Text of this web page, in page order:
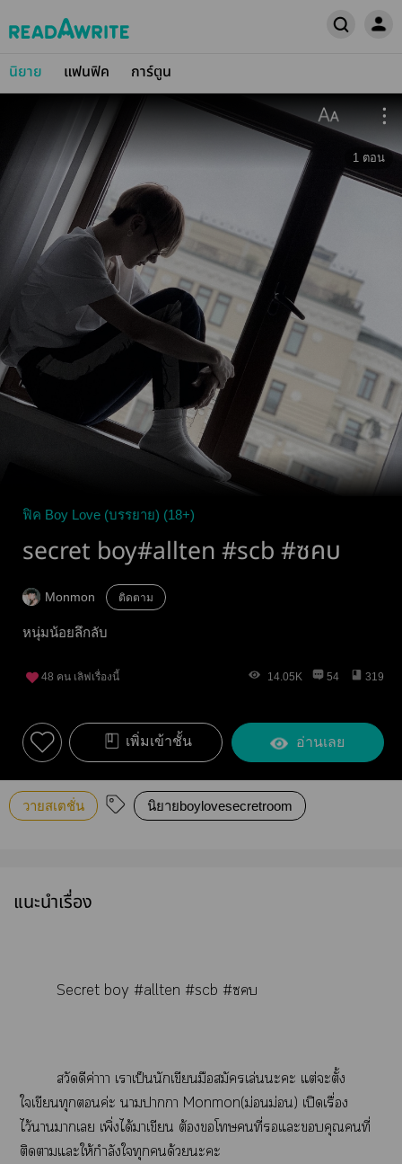
นิยาย แฟนฟิค การ์ตูน
1 ตอน
ฟิค Boy Love (บรรยาย) (18+)
secret boy#allten #scb #ซคบ
Monmon ติดตาม
หนุ่มน้อยลึกลับ
48 คน เลิฟเรื่องนี้ 14.05K 54 319
เพิ่มเข้าชั้น อ่านเลย
วายสเตชั่น นิยายboylovesecretroom
แนะนำเรื่อง
Secret boy #allten #scb #ซ
สวัดดีค่าาา เาเป็นนักเขียนมือสมัครเล่นะะ แต่ะตั้ง
ใเขียนทุกค่ะ าาา Monmon(ม่อนม่อน) เปิดเรื่อง
ไว้าาเ เพิ่งได้าเขียน ต้องโคนที่แะคุณคนที่
ติดาแะให้กำลังใทุกด้วยะะ